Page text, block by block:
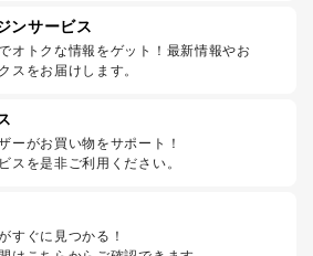
ンサービス
オトクな情報をゲット！最新情報やお
スをお届けします。
ーがお買い物をサポート！
スを是非ご利用ください。
すぐに見つかる！